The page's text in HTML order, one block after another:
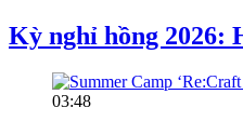
Kỳ nghỉ hồng 2026:
03:48